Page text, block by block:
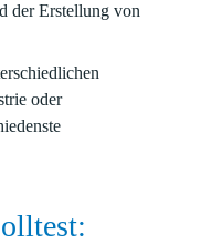
der Erstellung von
oder